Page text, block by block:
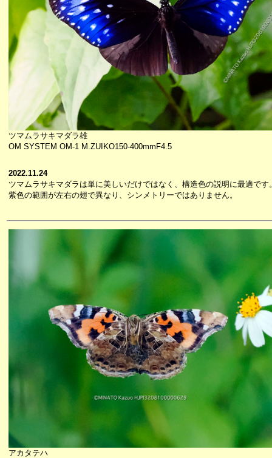
ツマムラサキマダラ雄
OM SYSTEM OM-1 M.ZUIKO150-400mmF4.5
2022.11.24
ツマムラサキマダラは単に美しいだけではなく、構造色の説明に最適です
紫色の範囲が左右の翅で異なり、シンメトリーではありません。
アカタテハ